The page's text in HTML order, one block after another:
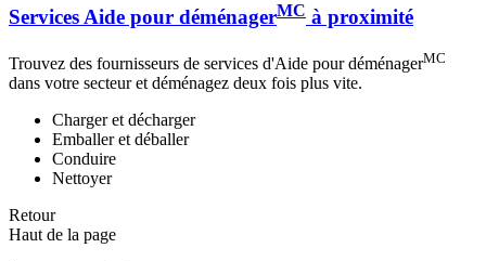
Services Aide pour déménagerMC à proximité
Trouvez des fournisseurs de services d'Aide pour déménagerMC
dans votre secteur et déménagez deux fois plus vite.
Charger et décharger
Emballer et déballer
Conduire
Nettoyer
Retour
Haut de la page